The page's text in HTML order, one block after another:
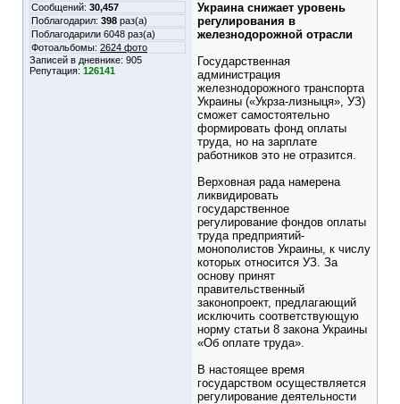
Сообщений: 30,457
Поблагодарил: 398 раз(а)
Поблагодарили 6048 раз(а)
Фотоальбомы: 2624 фото
Записей в дневнике: 905
Репутация: 126141
Украина снижает уровень
регулирования в
железнодорожной отрасли
Государственная
администрация
железнодорожного транспорта
Украины («Укрза-лизныця», УЗ)
сможет самостоятельно
формировать фонд оплаты
труда, но на зарплате
работников это не отразится.
Верховная рада намерена
ликвидировать
государственное
регулирование фондов оплаты
труда предприятий-
монополистов Украины, к числу
которых относится УЗ. За
основу принят
правительственный
законопроект, предлагающий
исключить соответствующую
норму статьи 8 закона Украины
«Об оплате труда».
В настоящее время
государством осуществляется
регулирование деятельности